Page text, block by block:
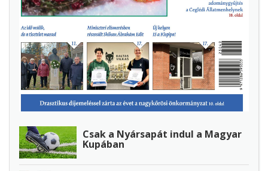
Csak a Nyársapát indul a Magyar
Kupában